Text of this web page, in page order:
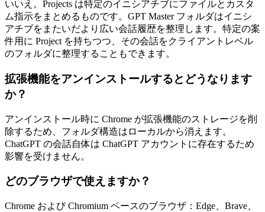
いいえ。Projects は特定のイニシアチブにファイルとカスタ
ム指示をまとめるものです。GPT Master フォルダはイニシ
アチブをまたいだより広い会話履歴を整理します。特定の案
件用に Project を持ちつつ、その会話をクライアントレベル
のフォルダに整理することもできます。
拡張機能をアンインストールするとどうなります
か？
アンインストール時に Chrome が拡張機能のストレージを削
除するため、フォルダ構造はローカルから消えます。
ChatGPT の会話自体は ChatGPT アカウントに存在するため
影響を受けません。
どのブラウザで使えますか？
Chrome および Chromium ベースのブラウザ：Edge、Brave、